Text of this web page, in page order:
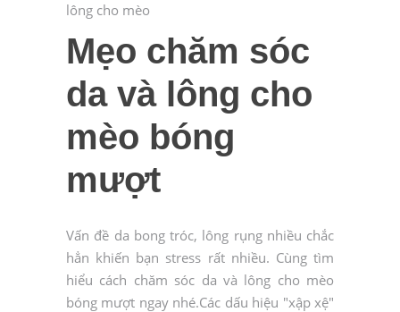
lông cho mèo
Mẹo chăm sóc
da và lông cho
mèo bóng
mượt
Vấn đề da bong tróc, lông rụng nhiều chắc
hẳn khiến bạn stress rất nhiều. Cùng tìm
hiểu cách chăm sóc da và lông cho mèo
bóng mượt ngay nhé.Các dấu hiệu "xập xệ"